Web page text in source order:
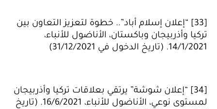
[33] “إعلان إسلام أباد”.. خطوة لتعزيز التعاون بين
تركيا وأذربيجان وباكستان، الأناضول للأنباء،
14/1/2021. (تاريخ الدخول في 31/12/2021)
[34] “إعلان شوشة” يرتقي بعلاقات تركيا وأذربيجان
لمستوى نوعي، الأناضول للأنباء، 16/6/2021. (تاريخ